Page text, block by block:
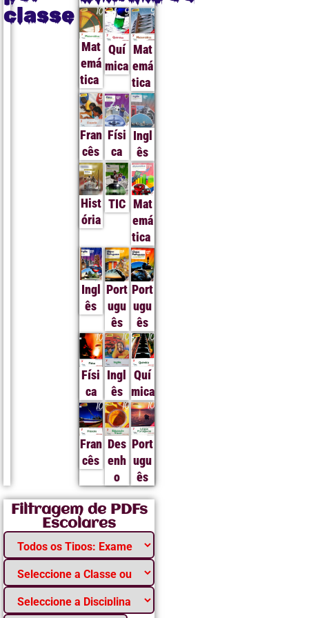
classe
Mat
emá
tica
Quí
mica
Mat
emá
tica
Fran
cês
Físi
ca
Ingl
ês
Hist
ória
TIC Mat
emá
tica
Ingl
ês
Port
ugu
ês
Port
ugu
ês
Físi
ca
Ingl
ês
Quí
mica
Fran
cês
Des
enh
o
Port
ugu
ês
Filtragem de PDFs
Escolares